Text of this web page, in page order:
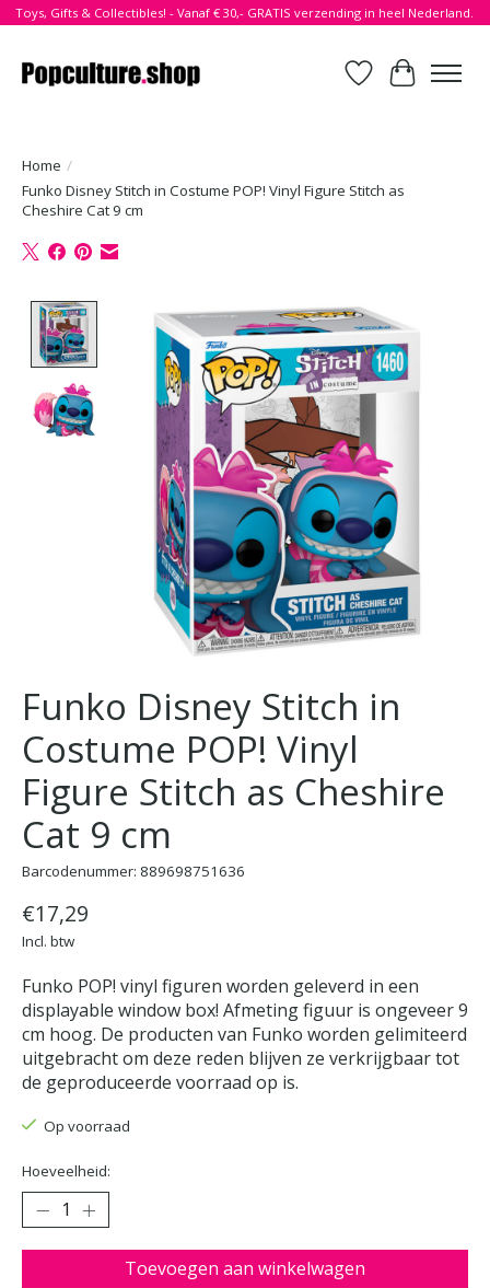
Toys, Gifts & Collectibles! - Vanaf € 30,- GRATIS verzending in heel Nederland.
Verlanglijst
Home /
Funko Disney Stitch in Costume POP! Vinyl Figure Stitch as
Cheshire Cat 9 cm
Product image slideshow Items
Funko Disney Stitch in
Costume POP! Vinyl
Figure Stitch as Cheshire
Cat 9 cm
Barcodenummer: 889698751636
€17,29
Incl. btw
Funko POP! vinyl figuren worden geleverd in een
displayable window box! Afmeting figuur is ongeveer 9
cm hoog. De producten van Funko worden gelimiteerd
uitgebracht om deze reden blijven ze verkrijgbaar tot
de geproduceerde voorraad op is.
Op voorraad
Hoeveelheid:
Toevoegen aan winkelwagen